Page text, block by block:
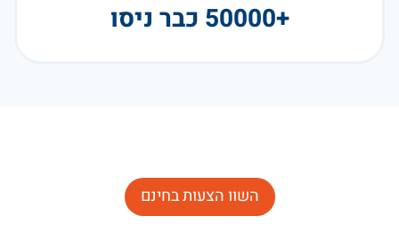
+50000 כבר ניסו
השוו הצעות בחינם